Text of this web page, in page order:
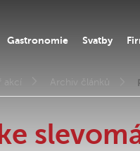
Gastronomie Svatby
akcí Archiv článků